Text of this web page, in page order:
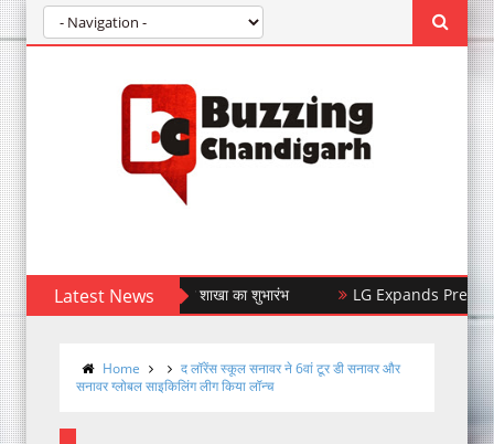
Latest News
बंधन बैंक की सेक्टर-47डी शाखा का शुभारंभ LG Expands Premium TV
Home
द लॉरेंस स्कूल सनावर ने 6वां टूर डी सनावर और
सनावर ग्लोबल साइकिलिंग लीग किया लॉन्च